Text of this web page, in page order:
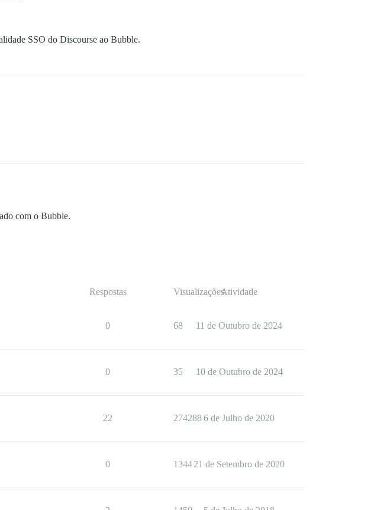
SSO do Discourse ao Bubble.
com o Bubble.
Respostas VisualizaçõesAtividade
0 68 11 de Outubro de 2024
0 35 10 de Outubro de 2024
22 2742886 de Julho de 2020
0 134421 de Setembro de 2020